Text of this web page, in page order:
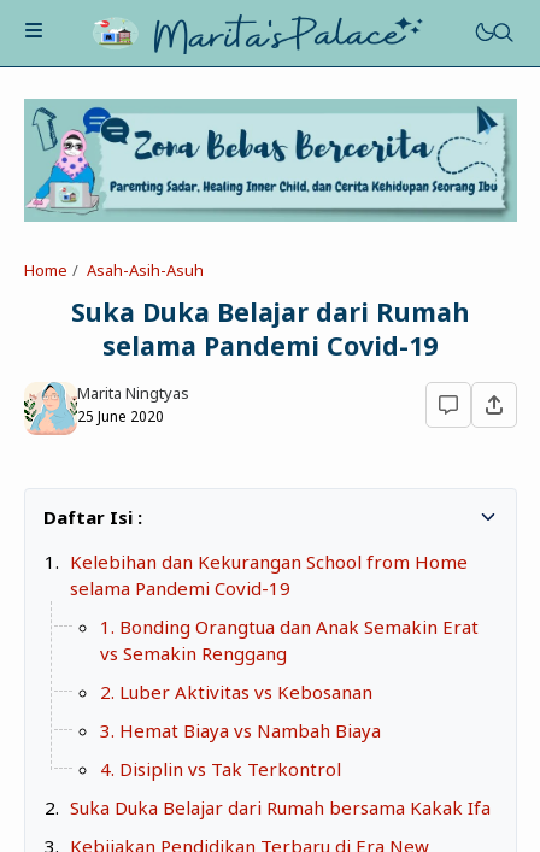
About Me
Contact
Asah-Asih-Asuh
Life Motivation
Profil
Tips
Celotehku
Poe-Fict
Beauty&Fashion
Health
Jalan&Jajan
TeknOto
Soal Uang
Sudut Rumah
Blog&Write
Ngobrolin Film
Home Asah-Asih-Asuh
Suka Duka Belajar dari Rumah
selama Pandemi Covid-19
Marita Ningtyas
25 June 2020
Kelebihan dan Kekurangan School from Home
selama Pandemi Covid-19
1. Bonding Orangtua dan Anak Semakin Erat
vs Semakin Renggang
2. Luber Aktivitas vs Kebosanan
3. Hemat Biaya vs Nambah Biaya
4. Disiplin vs Tak Terkontrol
Suka Duka Belajar dari Rumah bersama Kakak Ifa
Kebijakan Pendidikan Terbaru di Era New